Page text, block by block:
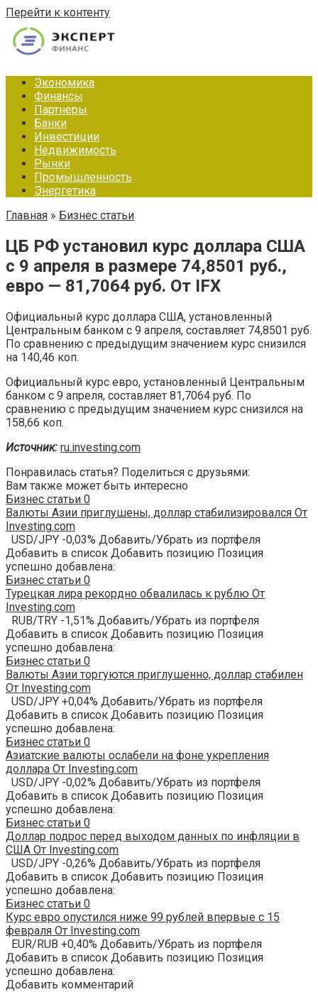
Перейти к контенту
Экономика
Финансы
Партнеры
Банки
Инвестиции
Недвижимость
Рынки
Промышленность
Энергетика
Главная » Бизнес статьи
ЦБ РФ установил курс доллара США
с 9 апреля в размере 74,8501 руб.,
евро — 81,7064 руб. От IFX
Официальный курс доллара США, установленный
Центральным банком с 9 апреля, составляет 74,8501 руб.
По сравнению с предыдущим значением курс снизился
на 140,46 коп.
Официальный курс евро, установленный Центральным
банком с 9 апреля, составляет 81,7064 руб. По
сравнению с предыдущим значением курс снизился на
158,66 коп.
Источник: ru.investing.com
Понравилась статья? Поделиться с друзьями:
Вам также может быть интересно
Бизнес статьи 0
Валюты Азии приглушены, доллар стабилизировался От
Investing.com
USD/JPY -0,03% Добавить/Убрать из портфеля
Добавить в список Добавить позицию Позиция
успешно добавлена:
Бизнес статьи 0
Турецкая лира рекордно обвалилась к рублю От
Investing.com
RUB/TRY -1,51% Добавить/Убрать из портфеля
Добавить в список Добавить позицию Позиция
успешно добавлена:
Бизнес статьи 0
Валюты Азии торгуются приглушенно, доллар стабилен
От Investing.com
USD/JPY +0,04% Добавить/Убрать из портфеля
Добавить в список Добавить позицию Позиция
успешно добавлена:
Бизнес статьи 0
Азиатские валюты ослабели на фоне укрепления
доллара От Investing.com
USD/JPY -0,02% Добавить/Убрать из портфеля
Добавить в список Добавить позицию Позиция
успешно добавлена:
Бизнес статьи 0
Доллар подрос перед выходом данных по инфляции в
США От Investing.com
USD/JPY -0,26% Добавить/Убрать из портфеля
Добавить в список Добавить позицию Позиция
успешно добавлена:
Бизнес статьи 0
Курс евро опустился ниже 99 рублей впервые с 15
февраля От Investing.com
EUR/RUB +0,40% Добавить/Убрать из портфеля
Добавить в список Добавить позицию Позиция
успешно добавлена:
Добавить комментарий